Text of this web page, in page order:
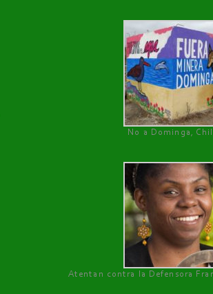
No a Dominga,
Atentan contra la Defensora